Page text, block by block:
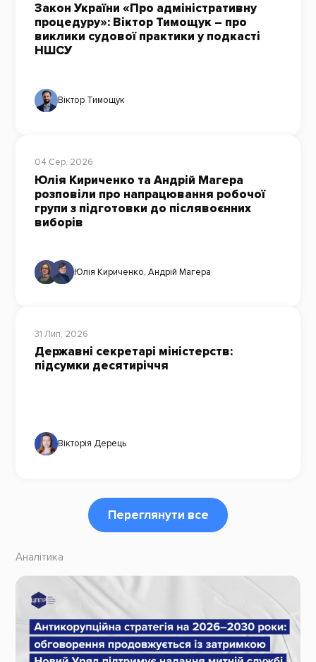
Закон України «Про адміністративну
процедуру»: Віктор Тимощук – про
виклики судової практики у подкасті
НШСУ
Віктор Тимощук
04 Сер, 2026
Юлія Кириченко та Андрій Магера
розповіли про напрацювання робочої
групи з підготовки до післявоєнних
виборів
Юлія Кириченко, Андрій Магера
31 Лип, 2026
Державні секретарі міністерств:
підсумки десятиріччя
Вікторія Дерець
Переглянути все
Аналітика